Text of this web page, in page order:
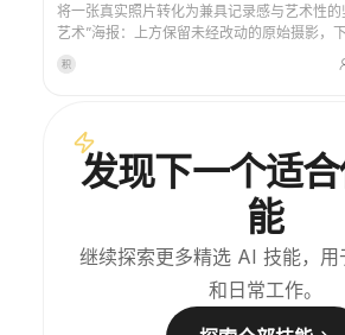
将一张真实照片转化为兼具记录感与艺术性的
艺术”海报：上方保留未经改动的原始摄影，
纸张或克制的光影空间，压缩出一枚源自照
图形。它不是普通插画或装饰海报，而是用少
体即使在缩略图中也保持辨识度。画面整体强
克制和现代版画般的质感，色彩从原图提取
墨黑、灰绿、石色或低饱和暖色为主，并在合
一处微小的暖色标记。标题通常保持极小、诗
列、建筑与城市影像海报、抽象编辑摄影、画
封面，以及适用于抖音等移动端传播的视觉
作品会保留原照片的真实内容，同时在下方建
有稳定系列感的“记忆印记”，让每张照片都拥
积
发现下一个适
能
继续探索更多精选 AI 技能，用
和日常工作。